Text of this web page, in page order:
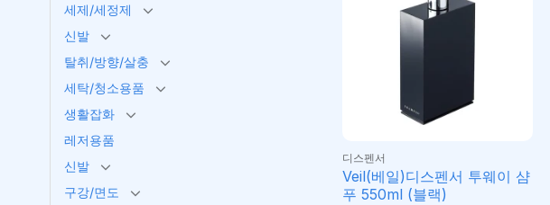
세제/세정제
신발
탈취/방향/살충
세탁/청소용품
생활잡화
레저용품
신발
구강/면도
디스펜서
Veil(베일)디스펜서 투웨이 샴
푸 550ml (블랙)